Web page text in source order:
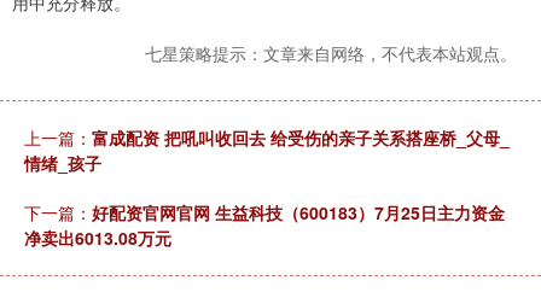
七星策略提示：文章来自网络，不代表本站观点。
上一篇： 富成配资 把吼叫收回去 给受伤的亲子关系搭座桥_父母_
情绪_孩子
下一篇： 好配资官网官网 生益科技（600183）7月25日主力资金
净卖出6013.08万元